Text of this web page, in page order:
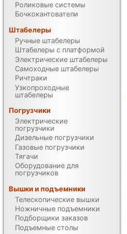
Роликовые системы
Бочкокантователи
Штабелеры
Ручные штабелеры
Штабелеры с платформой
Электрические штабелеры
Самоходные штабелеры
Ричтраки
Узкопроходные
штабелеры
Погрузчики
Электрические
погрузчики
Дизельные погрузчики
Газовые погрузчики
Тягачи
Оборудование для
погрузчиков
Вышки и подъемники
Телескопические вышки
Ножничные подъемники
Подборщики заказов
Подъемные столы